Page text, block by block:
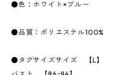
●色：ホワイト×ブルー
●品質：ポリエステル100%
●タグサイズサイズ 【L】